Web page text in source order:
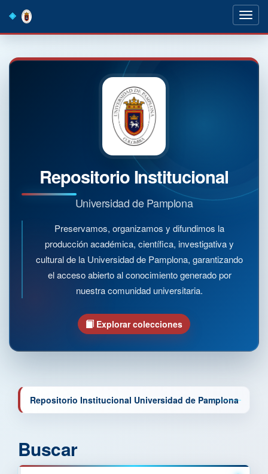
navigation
Repositorio Institucional
Universidad de Pamplona
Preservamos, organizamos y difundimos la
producción académica, científica, investigativa y
cultural de la Universidad de Pamplona, garantizando
el acceso abierto al conocimiento generado por
nuestra comunidad universitaria.
Explorar colecciones
Repositorio Institucional Universidad de Pamplona
Buscar